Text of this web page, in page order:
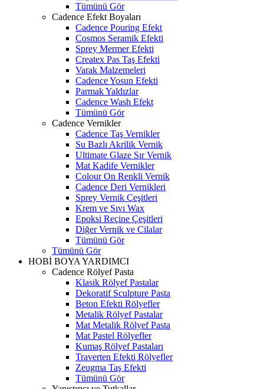
Tümünü Gör
Cadence Efekt Boyaları
Cadence Pouring Efekt
Cosmos Seramik Efekti
Sprey Mermer Efekti
Createx Pas Taş Efekti
Varak Malzemeleri
Cadence Yosun Efekti
Parmak Yaldızlar
Cadence Wash Efekt
Tümünü Gör
Cadence Vernikler
Cadence Taş Vernikler
Su Bazlı Akrilik Vernik
Ultimate Glaze Sır Vernik
Mat Kadife Vernikler
Colour On Renkli Vernik
Cadence Deri Vernikleri
Sprey Vernik Çeşitleri
Krem ve Sıvı Wax
Epoksi Reçine Çeşitleri
Diğer Vernik ve Cilalar
Tümünü Gör
Tümünü Gör
HOBİ BOYA YARDIMCI
Cadence Rölyef Pasta
Klasik Rölyef Pastalar
Dekoratif Sculpture Pasta
Beton Efekti Rölyefler
Metalik Rölyef Pastalar
Mat Metalik Rölyef Pasta
Mat Pastel Rölyefler
Kumaş Rölyef Pastaları
Traverten Efekti Rölyefler
Zeugma Taş Efekti
Tümünü Gör